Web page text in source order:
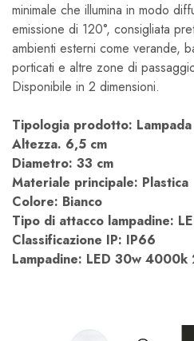
minimale che illumina in modo
emissione di 120°, consigliata
ambienti esterni come verande,
porticati e altre zone di
Disponibile in 2 dimensioni.
Tipologia prodotto:
Altezza. 6,5 cm
Diametro: 33 cm
Materiale principale: Plastica
Colore: Bianco
Tipo di attacco lampadine:
Classificazione IP: IP66
Lampadine: LED 30w 4000k